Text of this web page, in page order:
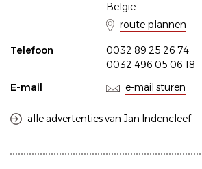
België
route plannen
Telefoon
0032 89 25 26 74
0032 496 05 06 18
E-mail
e-mail sturen
alle advertenties van Jan Indencleef